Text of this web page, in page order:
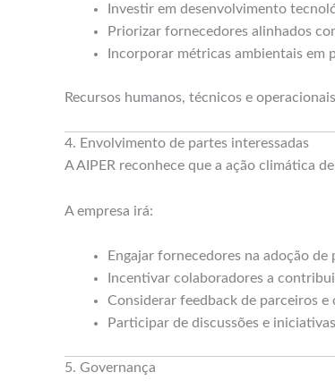
Investir em desenvolvimento
Priorizar fornecedores alinhados
Incorporar métricas ambientais em
Recursos humanos, técnicos e
4. Envolvimento de partes interessadas
A AIPER reconhece que a ação climática
A empresa irá:
Engajar fornecedores na adoção
Incentivar colaboradores a
Considerar feedback de parceiros e
Participar de discussões e
5. Governança